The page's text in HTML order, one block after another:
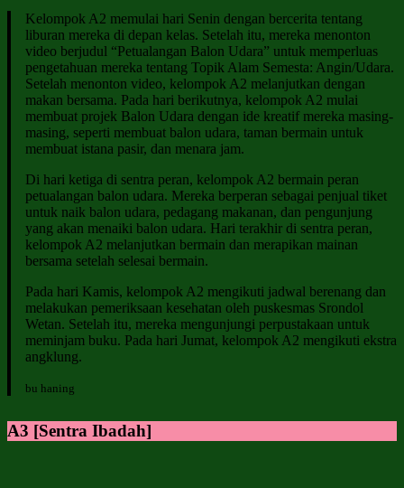
Kelompok A2 memulai hari Senin dengan bercerita tentang
liburan mereka di depan kelas. Setelah itu, mereka menonton
video berjudul “Petualangan Balon Udara” untuk memperluas
pengetahuan mereka tentang Topik Alam Semesta: Angin/Udara.
Setelah menonton video, kelompok A2 melanjutkan dengan
makan bersama. Pada hari berikutnya, kelompok A2 mulai
membuat projek Balon Udara dengan ide kreatif mereka masing-
masing, seperti membuat balon udara, taman bermain untuk
membuat istana pasir, dan menara jam.
Di hari ketiga di sentra peran, kelompok A2 bermain peran
petualangan balon udara. Mereka berperan sebagai penjual tiket
untuk naik balon udara, pedagang makanan, dan pengunjung
yang akan menaiki balon udara. Hari terakhir di sentra peran,
kelompok A2 melanjutkan bermain dan merapikan mainan
bersama setelah selesai bermain.
Pada hari Kamis, kelompok A2 mengikuti jadwal berenang dan
melakukan pemeriksaan kesehatan oleh puskesmas Srondol
Wetan. Setelah itu, mereka mengunjungi perpustakaan untuk
meminjam buku. Pada hari Jumat, kelompok A2 mengikuti ekstra
angklung.
bu haning
A3 [Sentra Ibadah]